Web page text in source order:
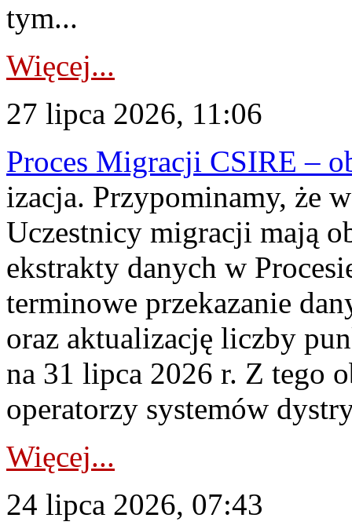
tym...
Więcej...
27 lipca 2026, 11:06
Proces Migracji CSIRE –
izacja. Przypominamy, że
Uczestnicy migracji mają
ekstrakty danych w
terminowe przekazanie
oraz aktualizację liczby
na 31 lipca 2026 r. Z tego
operatorzy systemów
Więcej...
24 lipca 2026, 07:43